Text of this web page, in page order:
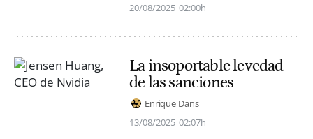
20/08/2025 02:00h
La insoportable levedad
de las sanciones
Enrique Dans
13/08/2025 02:07h